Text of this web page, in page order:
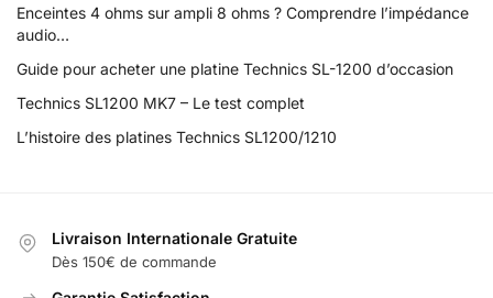
Enceintes 4 ohms sur ampli 8 ohms ? Comprendre l’impédance
audio…
Guide pour acheter une platine Technics SL-1200 d’occasion
Technics SL1200 MK7 – Le test complet
L’histoire des platines Technics SL1200/1210
Livraison Internationale Gratuite
Dès 150€ de commande